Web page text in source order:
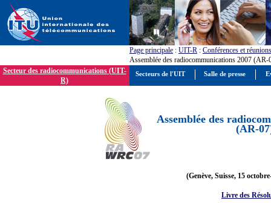
Page principale : UIT-R : Conférences et réunions
Assemblée des radiocommunications 2007 (AR-
Secteur des radiocommunications (UIT-
R)
Assemblée des
(AR-
(Genève, Suisse, 15
Livre des
Secteurs de l'UIT Salle de presse